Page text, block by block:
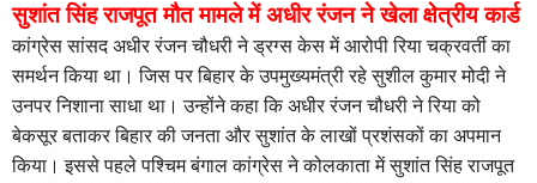
सुशांत सिंह राजपूत मौत मामले में अधीर रंजन ने खेला क्षेत्रीय कार्ड
कांग्रेस सांसद अधीर रंजन चौधरी ने ड्रग्स केस में आरोपी रिया चक्रवर्ती का
समर्थन किया था। जिस पर बिहार के उपमुख्यमंत्री रहे सुशील कुमार मोदी ने
उनपर निशाना साधा था। उन्होंने कहा कि अधीर रंजन चौधरी ने रिया को
बेकसूर बताकर बिहार की जनता और सुशांत के लाखों प्रशंसकों का अपमान
किया। इससे पहले पश्चिम बंगाल कांग्रेस ने कोलकाता में सुशांत सिंह राजपूत